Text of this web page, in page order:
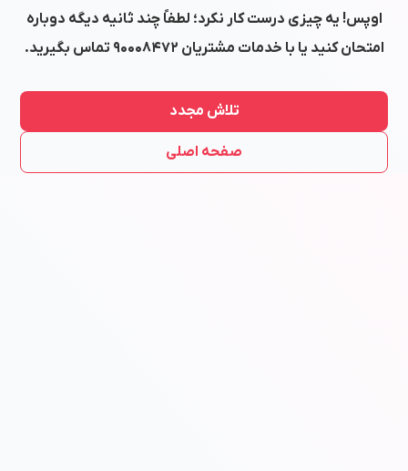
اوپس! یه چیزی درست کار نکرد؛ لطفاً چند ثانیه دیگه دوباره
امتحان کنید یا با خدمات مشتریان ۹۰۰۰۸۴۷۲ تماس بگیرید.
تلاش مجدد
صفحه اصلی